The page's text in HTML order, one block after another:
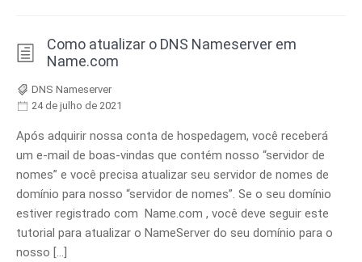
Como atualizar o DNS Nameserver em
Name.com
DNS Nameserver
24 de julho de 2021
Após adquirir nossa conta de hospedagem, você receberá
um e-mail de boas-vindas que contém nosso “servidor de
nomes” e você precisa atualizar seu servidor de nomes de
domínio para nosso “servidor de nomes”. Se o seu domínio
estiver registrado com Name.com , você deve seguir este
tutorial para atualizar o NameServer do seu domínio para o
nosso […]